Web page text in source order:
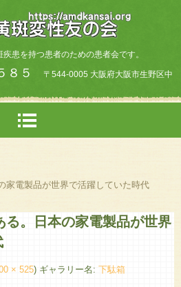
患を持つ患者のための患者会です。
８５
〒544-0005 大阪府大阪市生野区中
家電製品が世界で活躍していた時代
る。日本の家電製品が世界
× 525) ギャラリー名: 下駄箱